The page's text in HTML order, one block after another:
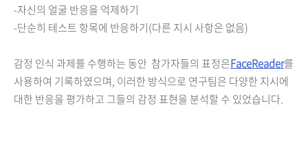
-자신의 얼굴 반응을 억제하기
-단순히 테스트 항목에 반응하기(다른 지시 사항은 없음)
감정 인식 과제를 수행하는 동안 참가자들의 표정은FaceReader를
사용하여 기록하였으며, 이러한 방식으로 연구팀은 다양한 지시에
대한 반응을 평가하고 그들의 감정 표현을 분석할 수 있었습니다.